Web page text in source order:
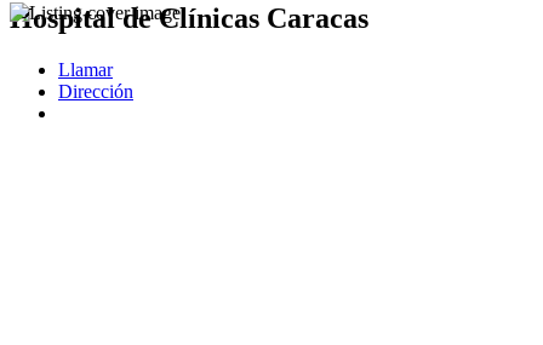
Hospital de Clínicas Caracas
Llamar
Dirección